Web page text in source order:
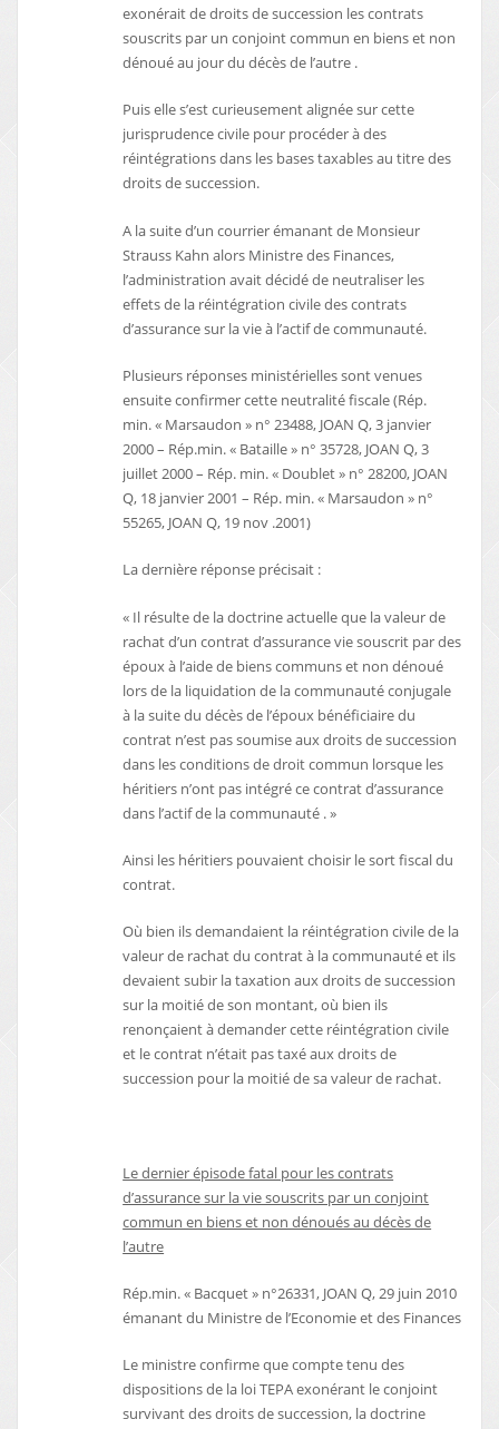
exonérait de droits de succession les contrats
souscrits par un conjoint commun en biens et non
dénoué au jour du décès de l’autre .
Puis elle s’est curieusement alignée sur cette
jurisprudence civile pour procéder à des
réintégrations dans les bases taxables au titre des
droits de succession.
A la suite d’un courrier émanant de Monsieur
Strauss Kahn alors Ministre des Finances,
l’administration avait décidé de neutraliser les
effets de la réintégration civile des contrats
d’assurance sur la vie à l’actif de communauté.
Plusieurs réponses ministérielles sont venues
ensuite confirmer cette neutralité fiscale (Rép.
min. « Marsaudon » n° 23488, JOAN Q, 3 janvier
2000 – Rép.min. « Bataille » n° 35728, JOAN Q, 3
juillet 2000 – Rép. min. « Doublet » n° 28200, JOAN
Q, 18 janvier 2001 – Rép. min. « Marsaudon » n°
55265, JOAN Q, 19 nov .2001)
La dernière réponse précisait :
« Il résulte de la doctrine actuelle que la valeur de
rachat d’un contrat d’assurance vie souscrit par des
époux à l’aide de biens communs et non dénoué
lors de la liquidation de la communauté conjugale
à la suite du décès de l’époux bénéficiaire du
contrat n’est pas soumise aux droits de succession
dans les conditions de droit commun lorsque les
héritiers n’ont pas intégré ce contrat d’assurance
dans l’actif de la communauté . »
Ainsi les héritiers pouvaient choisir le sort fiscal du
contrat.
Où bien ils demandaient la réintégration civile de la
valeur de rachat du contrat à la communauté et ils
devaient subir la taxation aux droits de succession
sur la moitié de son montant, où bien ils
renonçaient à demander cette réintégration civile
et le contrat n’était pas taxé aux droits de
succession pour la moitié de sa valeur de rachat.
Le dernier épisode fatal pour les contrats
d’assurance sur la vie souscrits par un conjoint
commun en biens et non dénoués au décès de
l’autre
Rép.min. « Bacquet » n°26331, JOAN Q, 29 juin 2010
émanant du Ministre de l’Economie et des Finances
Le ministre confirme que compte tenu des
dispositions de la loi TEPA exonérant le conjoint
survivant des droits de succession, la doctrine